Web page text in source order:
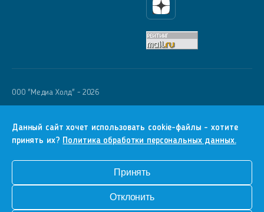
Яндекс Дзен
OOO "Медиа Холд" - 2026
16+
Информация для правообладателей
Условия
Конфиденциальность
Данный сайт хочет использовать cookie-файлы - хотите
принять их? Политика обработки персональных данных.
Принять
Отклонить